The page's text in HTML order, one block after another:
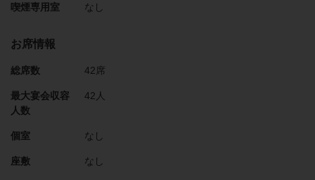
喫煙専用室 なし
お席情報
総席数 42席
最大宴会収容
人数
42人
個室 なし
座敷 なし